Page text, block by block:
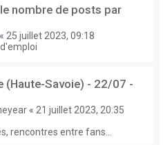
nombre de posts par
« 25 juillet 2023, 09:18
(Haute-Savoie) - 22/07 -
« 21 juillet 2023, 20:35
rencontres entre fans...